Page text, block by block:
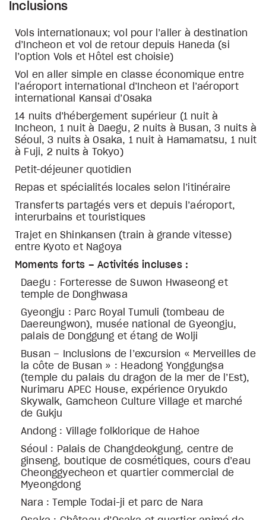
Inclusions
Vols internationaux; vol pour l’aller à destination
d’Incheon et vol de retour depuis Haneda (si
l’option Vols et Hôtel est choisie)
Vol en aller simple en classe économique entre
l’aéroport international d’Incheon et l’aéroport
international Kansai d’Osaka
14 nuits d’hébergement supérieur (1 nuit à
Incheon, 1 nuit à Daegu, 2 nuits à Busan, 3 nuits à
Séoul, 3 nuits à Osaka, 1 nuit à Hamamatsu, 1 nuit
à Fuji, 2 nuits à Tokyo)
Petit-déjeuner quotidien
Repas et spécialités locales selon l’itinéraire
Transferts partagés vers et depuis l’aéroport,
interurbains et touristiques
Trajet en Shinkansen (train à grande vitesse)
entre Kyoto et Nagoya
Moments forts – Activités incluses :
Daegu : Forteresse de Suwon Hwaseong et
temple de Donghwasa
Gyeongju : Parc Royal Tumuli (tombeau de
Daereungwon), musée national de Gyeongju,
palais de Donggung et étang de Wolji
Busan – Inclusions de l’excursion « Merveilles de
la côte de Busan » : Headong Yonggungsa
(temple du palais du dragon de la mer de l’Est),
Nurimaru APEC House, expérience Oryukdo
Skywalk, Gamcheon Culture Village et marché
de Gukju
Andong : Village folklorique de Hahoe
Séoul : Palais de Changdeokgung, centre de
ginseng, boutique de cosmétiques, cours d’eau
Cheonggyecheon et quartier commercial de
Myeongdong
Nara : Temple Todai-ji et parc de Nara